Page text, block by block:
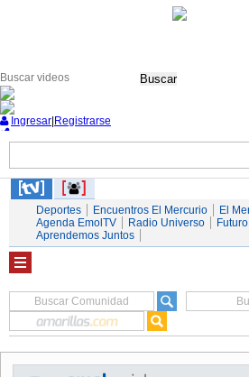
Buscar
Ingresar Registrarse
Deportes Encuentros El Mercurio
El
Agenda EmolTV
Radio Universo
Aprendemos Juntos